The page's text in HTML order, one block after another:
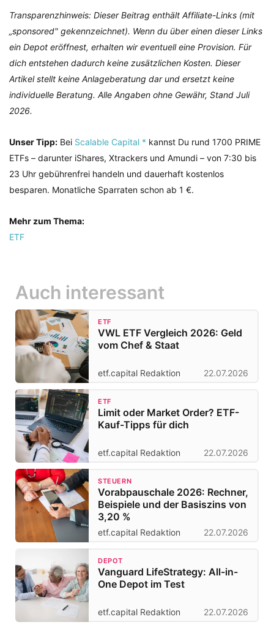
Transparenzhinweis: Dieser Beitrag enthält Affiliate-Links (mit
„sponsored" gekennzeichnet). Wenn du über einen dieser Links
ein Depot eröffnest, erhalten wir eventuell eine Provision. Für
dich entstehen dadurch keine zusätzlichen Kosten. Dieser
Artikel stellt keine Anlageberatung dar und ersetzt keine
individuelle Beratung. Alle Angaben ohne Gewähr, Stand Juli
2026.
Unser Tipp: Bei Scalable Capital * kannst Du rund 1700 PRIME
ETFs – darunter iShares, Xtrackers und Amundi – von 7:30 bis
23 Uhr gebührenfrei handeln und dauerhaft kostenlos
besparen. Monatliche Sparraten schon ab 1 €.
Mehr zum Thema:
ETF
Auch interessant
ETF
VWL ETF Vergleich 2026: Geld
vom Chef & Staat
etf.capital Redaktion 22.07.2026
ETF
Limit oder Market Order? ETF-
Kauf-Tipps für dich
etf.capital Redaktion 22.07.2026
STEUERN
Vorabpauschale 2026: Rechner,
Beispiele und der Basiszins von
3,20 %
etf.capital Redaktion 22.07.2026
DEPOT
Vanguard LifeStrategy: All-in-
One Depot im Test
etf.capital Redaktion 22.07.2026